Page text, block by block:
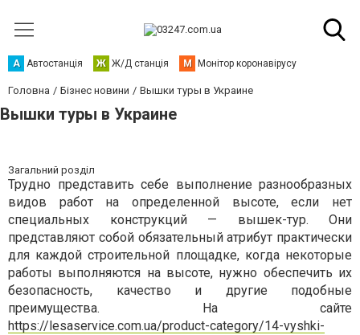
А Автостанція Ж Ж/Д станція М Монітор коронавірусу
Головна Бізнес новини Вышки туры в Украине
Вышки туры в Украине
Загальний розділ
Трудно представить себе выполнение разнообразных
видов работ на определенной высоте, если нет
специальных конструкций — вышек-тур. Они
представляют собой обязательный атрибут практически
для каждой строительной площадке, когда некоторые
работы выполняются на высоте, нужно обеспечить их
безопасность, качество и другие подобные
преимущества. На сайте
https://lesaservice.com.ua/product-category/14-vyshki-